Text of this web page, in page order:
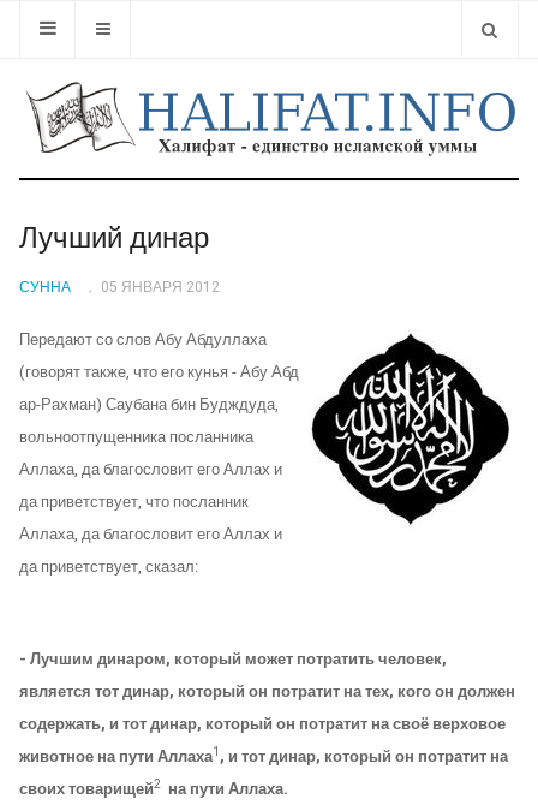
Лучший динар
СУННА 05 ЯНВАРЯ 2012
Передают со слов Абу Абдуллаха
(говорят также, что его кунья - Абу Абд
ар-Рахман) Саубана бин Будждуда,
вольноотпущенника посланника
Аллаха, да благословит его Аллах и
да приветствует, что посланник
Аллаха, да благословит его Аллах и
да приветствует, сказал:
- Лучшим динаром, который может потратить человек,
является тот динар, который он потратит на тех, кого он должен
содержать, и тот динар, который он потратит на своё верховое
животное на пути Аллаха1, и тот динар, который он потратит на
своих товарищей2 на пути Аллаха.